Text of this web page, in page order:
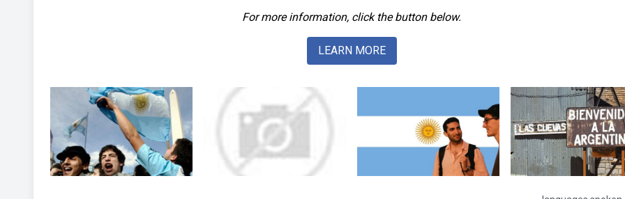
For more information, click the button below.
LEARN MORE